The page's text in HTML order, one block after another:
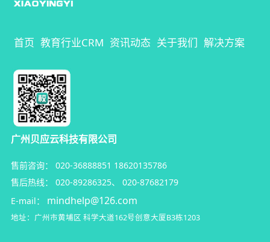
首页 教育行业CRM 资讯动态 关于我们 解决方案
广州贝应云科技有限公司
售前咨询： 020-36888851 18620135786
售后热线：
020-89286325、 020-87682179
E-mail：
mindhelp@126.com
地址：广州市黄埔区 科学大道162号创意大厦B3栋1203